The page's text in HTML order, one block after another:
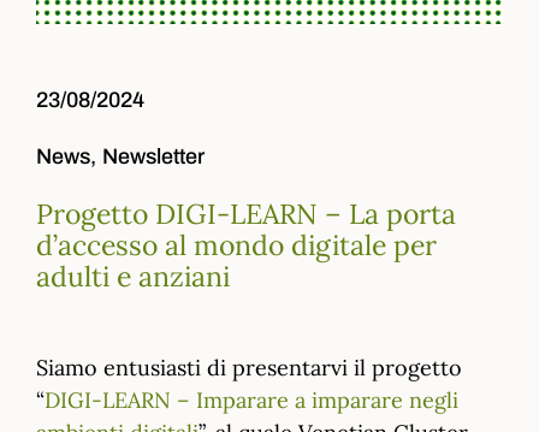
23/08/2024
News, Newsletter
Progetto DIGI-LEARN – La porta
d’accesso al mondo digitale per
adulti e anziani
Siamo entusiasti di presentarvi il progetto
“DIGI-LEARN – Imparare a imparare negli